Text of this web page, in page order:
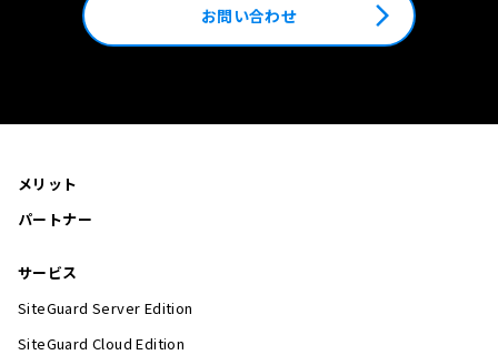
お問い合わせ arrow_forward_ios
メリット
パートナー
サービス
SiteGuard Server Edition
SiteGuard Cloud Edition